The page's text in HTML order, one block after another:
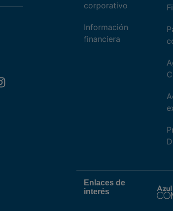
corporativo
Información
financiera
Enlaces de
interés